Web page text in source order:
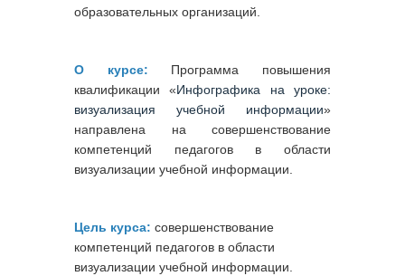
образовательных организаций.
О курсе:
Программа повышения
квалификации «Инфографика на уроке:
визуализация учебной информации»
направлена на совершенствование
компетенций педагогов в области
визуализации учебной информации.
Цель курса: совершенствование
компетенций педагогов в области
визуализации учебной информации.